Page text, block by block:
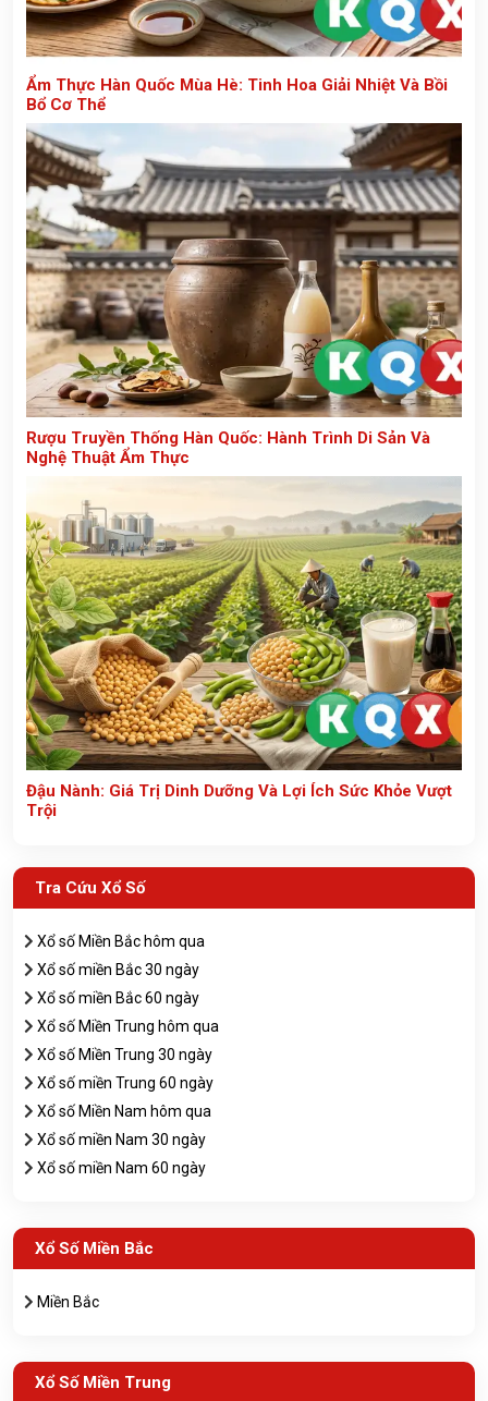
Ẩm Thực Hàn Quốc Mùa Hè: Tinh Hoa Giải Nhiệt Và Bồi
Bổ Cơ Thể
Rượu Truyền Thống Hàn Quốc: Hành Trình Di Sản Và
Nghệ Thuật Ẩm Thực
Đậu Nành: Giá Trị Dinh Dưỡng Và Lợi Ích Sức Khỏe Vượt
Trội
Xổ Số Miền Bắc
Miền Bắc
Xổ Số Miền Trung
Tra Cứu Xổ Số
Xổ số Miền Bắc hôm qua
Xổ số miền Bắc 30 ngày
Xổ số miền Bắc 60 ngày
Xổ số Miền Trung hôm qua
Xổ số Miền Trung 30 ngày
Xổ số miền Trung 60 ngày
Xổ số Miền Nam hôm qua
Xổ số miền Nam 30 ngày
Xổ số miền Nam 60 ngày